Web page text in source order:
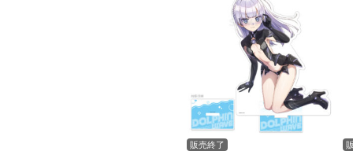
販売終了